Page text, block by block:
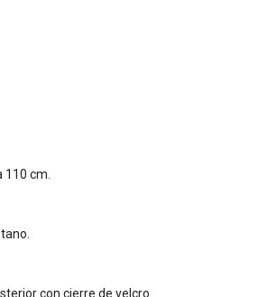
110 cm.
con cierre de velcro.